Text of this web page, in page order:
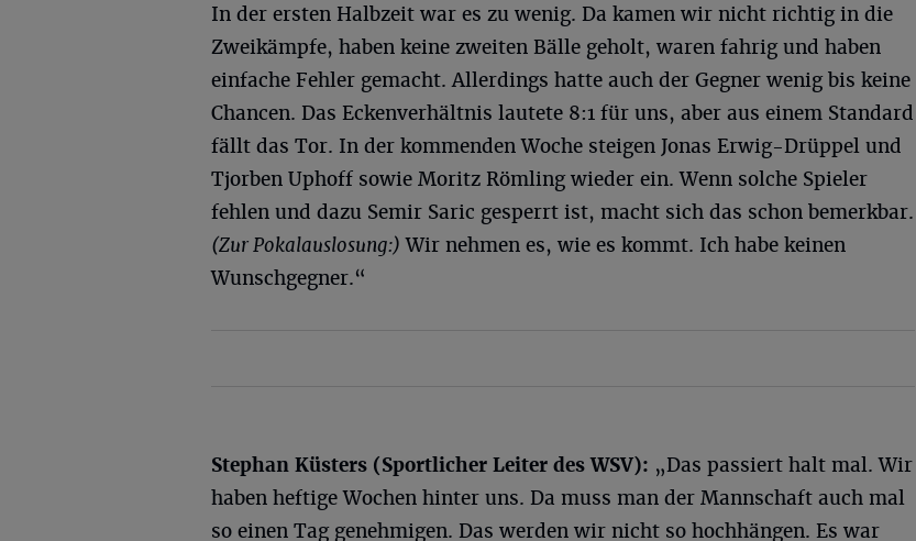
In der ersten Halbzeit war es zu wenig. Da kamen wir nicht richtig in die
Zweikämpfe, haben keine zweiten Bälle geholt, waren fahrig und haben
einfache Fehler gemacht. Allerdings hatte auch der Gegner wenig bis keine
Chancen. Das Eckenverhältnis lautete 8:1 für uns, aber aus einem Standard
fällt das Tor. In der kommenden Woche steigen Jonas Erwig-Drüppel und
Tjorben Uphoff sowie Moritz Römling wieder ein. Wenn solche Spieler
fehlen und dazu Semir Saric gesperrt ist, macht sich das schon bemerkbar.
(Zur Pokalauslosung:) Wir nehmen es, wie es kommt. Ich habe keinen
Wunschgegner.“
Stephan Küsters (Sportlicher Leiter des WSV): „Das passiert halt mal. Wir
haben heftige Wochen hinter uns. Da muss man der Mannschaft auch mal
so einen Tag genehmigen. Das werden wir nicht so hochhängen. Es war